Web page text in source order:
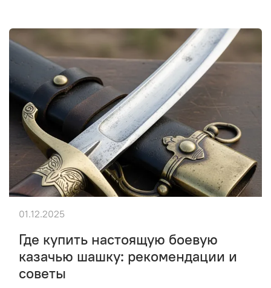
Где купить настоящую боевую
казачью шашку: рекомендации и
советы
01.12.2025